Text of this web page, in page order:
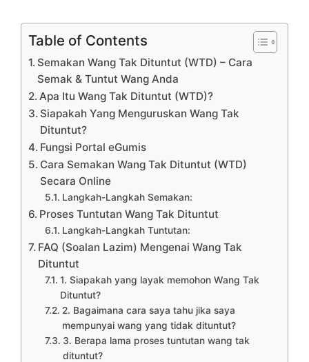
Table of Contents
Semakan Wang Tak Dituntut (WTD) – Cara
Semak & Tuntut Wang Anda
Apa Itu Wang Tak Dituntut (WTD)?
Siapakah Yang Menguruskan Wang Tak
Dituntut?
Fungsi Portal eGumis
Cara Semakan Wang Tak Dituntut (WTD)
Secara Online
Langkah-Langkah Semakan:
Proses Tuntutan Wang Tak Dituntut
Langkah-Langkah Tuntutan:
FAQ (Soalan Lazim) Mengenai Wang Tak
Dituntut
1. Siapakah yang layak memohon Wang Tak
Dituntut?
2. Bagaimana cara saya tahu jika saya
mempunyai wang yang tidak dituntut?
3. Berapa lama proses tuntutan wang tak
dituntut?